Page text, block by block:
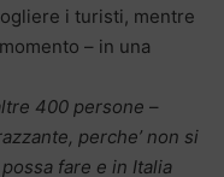
i turisti, mentre
– in una
400 persone –
perche’ non si
fare e in Italia